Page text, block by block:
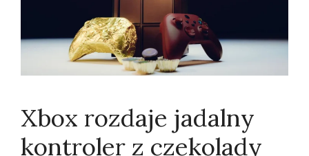
Xbox rozdaje jadalny
kontroler z czekolady